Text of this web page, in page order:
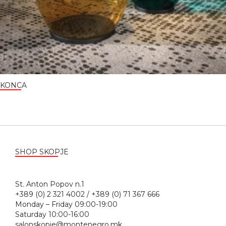
KONCA
SHOP SKOPJE
St. Anton Popov n.1
+389 (0) 2 321 4002 / +389 (0) 71 367 666
Monday – Friday 09:00-19:00
Saturday 10:00-16:00